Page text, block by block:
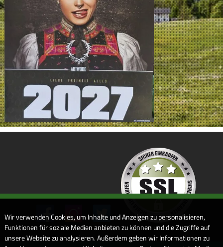
Wir verwenden Cookies, um Inhalte und Anzeigen zu personalisieren,
Funktionen für soziale Medien anbieten zu können und die Zugriffe auf
unsere Website zu analysieren. Außerdem geben wir Informationen zu